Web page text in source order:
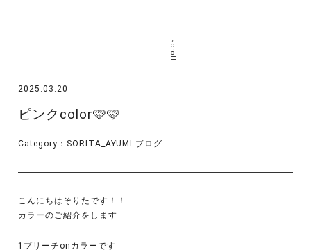
scroll
2025.03.20
ピンクcolor🩷🩷
Category： SORITA_AYUMI ブログ
こんにちはそりたです！！
カラーのご紹介をします
1ブリーチonカラーです